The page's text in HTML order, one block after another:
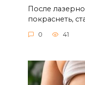
После
покраснеть,
0 41